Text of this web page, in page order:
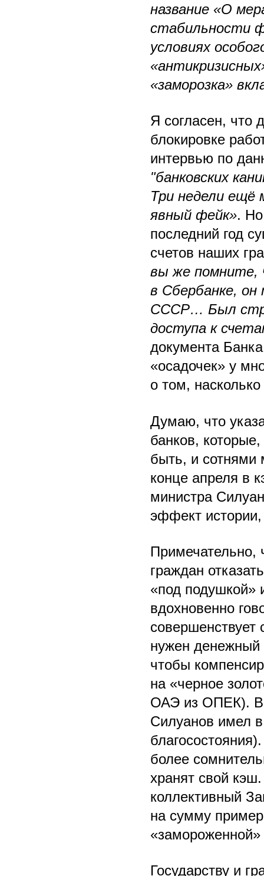
название «О
стабильности
условиях
«заморозка»
Я согласен, что
блокировке
интервью по
"банковских
Три недели ещё
явный фейк».
последний год
счетов наших
вы же помните,
в Сбербанке, он
СССР… Был
доступа к
документа
«осадочек» у
о том,
Думаю, что
банков,
быть, и сотнями
конце апреля в
министра
эффект истории,
Примечательно,
граждан
«под подушкой»
вдохновенно
нужен денежный
чтобы
на «черное
ОАЭ из ОПЕК).
Силуанов имел
более
хранят свой
коллективный
на сумму
Государству и